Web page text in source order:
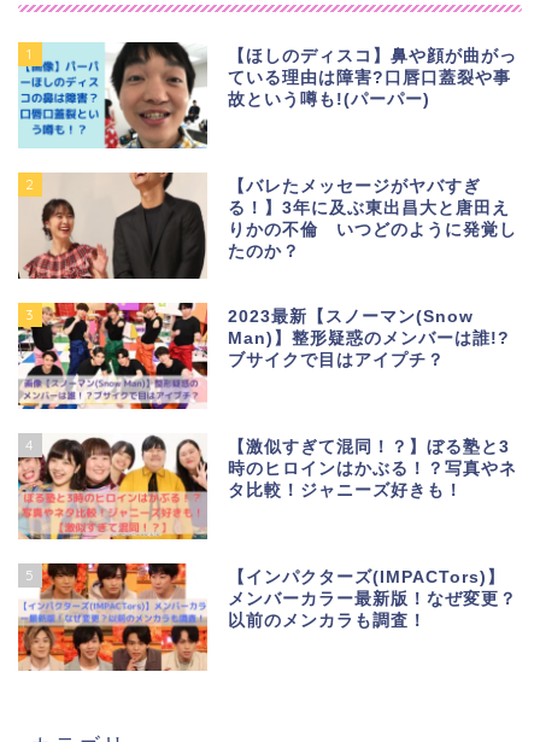
1
【ほしのディスコ】鼻や顔が曲がっ
ている理由は障害?口唇口蓋裂や事
故という噂も!(パーパー)
2
【バレたメッセージがヤバすぎ
る！】3年に及ぶ東出昌大と唐田え
りかの不倫 いつどのように発覚し
たのか？
3
2023最新【スノーマン(Snow
Man)】整形疑惑のメンバーは誰!?
ブサイクで目はアイプチ？
4
【激似すぎて混同！？】ぼる塾と3
時のヒロインはかぶる！？写真やネ
タ比較！ジャニーズ好きも！
5
【インパクターズ(IMPACTors)】
メンバーカラー最新版！なぜ変更？
以前のメンカラも調査！